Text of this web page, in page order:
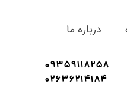
درباره ما
09359118258
02636214184